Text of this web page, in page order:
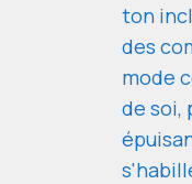
ton
des
mode
de soi,